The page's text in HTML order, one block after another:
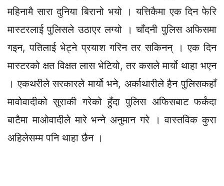
महिनामै सारा दुनिया बिरानो भयो । यत्तिकैमा एक दिन फेरि
मास्टरलाई पुलिसले उठाएर लग्यो । चाँदनी पुलिस अफिसमा
गइन, पतिलाई भेट्ने प्रयाश गरिन तर सकिनन् । एक दिन
मास्टरको क्षत विक्षत लास भेटियो, तर कसले मार्यो थाहा भएन
। एकथरीले सरकारले मार्यो भने, अर्काथारीले हैन पुलिसकहाँ
मावोवादीको सुराकी गरेको हुँदा पुलिस अफिसबाट फर्कंदा
बाटैमा माओवादीले मारे भन्ने अनुमान गरे । वास्तविक कुरा
अहिलेसम्म पनि थाहा छैन ।